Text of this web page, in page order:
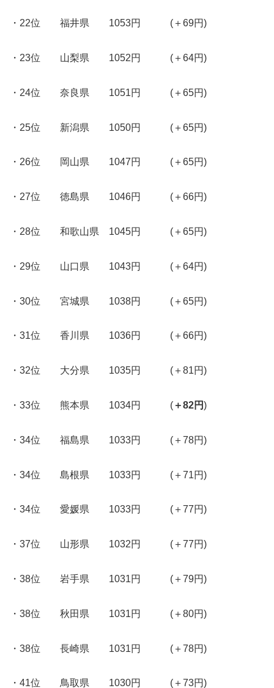
・22位 福井県 1053円 (＋69円)
・23位 山梨県 1052円 (＋64円)
・24位 奈良県 1051円 (＋65円)
・25位 新潟県 1050円 (＋65円)
・26位 岡山県 1047円 (＋65円)
・27位 徳島県 1046円 (＋66円)
・28位 和歌山県 1045円 (＋65円)
・29位 山口県 1043円 (＋64円)
・30位 宮城県 1038円 (＋65円)
・31位 香川県 1036円 (＋66円)
・32位 大分県 1035円 (＋81円)
・33位 熊本県 1034円 ( ＋82円)
・34位 福島県 1033円 (＋78円)
・34位 島根県 1033円 (＋71円)
・34位 愛媛県 1033円 (＋77円)
・37位 山形県 1032円 (＋77円)
・38位 岩手県 1031円 (＋79円)
・38位 秋田県 1031円 (＋80円)
・38位 長崎県 1031円 (＋78円)
・41位 鳥取県 1030円 (＋73円)